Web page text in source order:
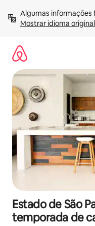
para
Mostrar idioma original
Estado de São
temporada de